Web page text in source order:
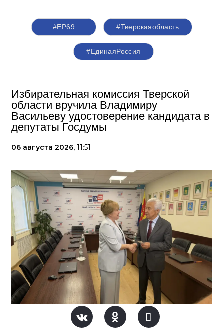
#ЕР69 #Тверскаяобласть
#ЕдинаяРоссия
Избирательная комиссия Тверской
области вручила Владимиру
Васильеву удостоверение кандидата в
депутаты Госдумы
06 августа 2026, 11:51